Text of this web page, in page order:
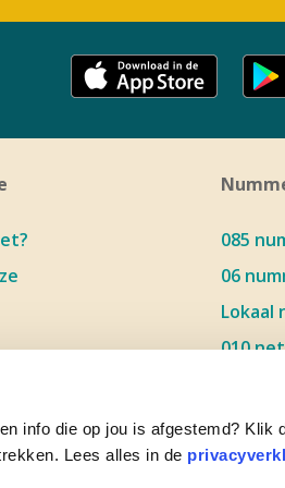
info die op jou is afgestemd? Klik
Lees alles in de
1 telefoon
085
06
Lokaal
010
030
040